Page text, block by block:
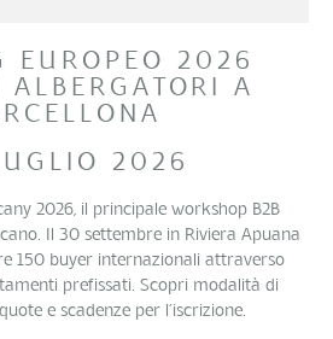
EUROPEO 2026
A
2026
2026, il principale workshop B2B
Il 30 settembre in Riviera Apuana
150 buyer internazionali attraverso
prefissati. Scopri modalità di
e scadenze per l’iscrizione.